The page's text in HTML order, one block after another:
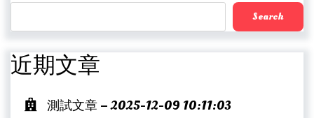
Search
近期文章
測試文章 – 2025-12-09 10:11:03